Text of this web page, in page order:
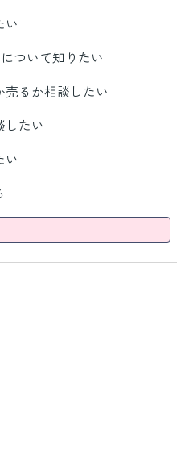
い
ついて知りたい
るか相談したい
したい
い